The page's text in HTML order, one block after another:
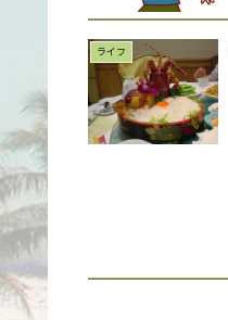
ライフ